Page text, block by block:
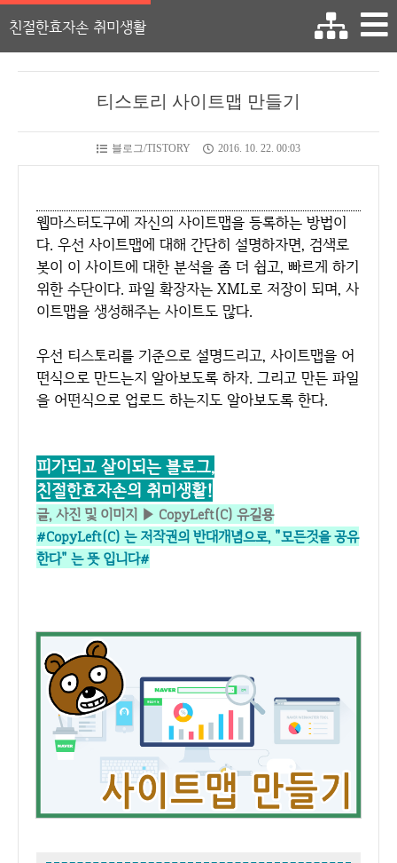
친절한효자손 취미생활
티스토리 사이트맵 만들기
블로그/TISTORY 2016. 10. 22. 00:03
웹마스터도구에 자신의 사이트맵을 등록하는 방법이
다. 우선 사이트맵에 대해 간단히 설명하자면, 검색로
봇이 이 사이트에 대한 분석을 좀 더 쉽고, 빠르게 하기
위한 수단이다. 파일 확장자는 XML로 저장이 되며, 사
이트맵을 생성해주는 사이트도 많다.
우선 티스토리를 기준으로 설명드리고, 사이트맵을 어
떤식으로 만드는지 알아보도록 하자. 그리고 만든 파일
을 어떤식으로 업로드 하는지도 알아보도록 한다.
피가되고 살이되는 블로그,
친절한효자손의 취미생활!
글, 사진 및 이미지 ▶ CopyLeft(C) 유길용
#CopyLeft(C) 는 저작권의 반대개념으로, "모든것을 공유
한다" 는 뜻 입니다#